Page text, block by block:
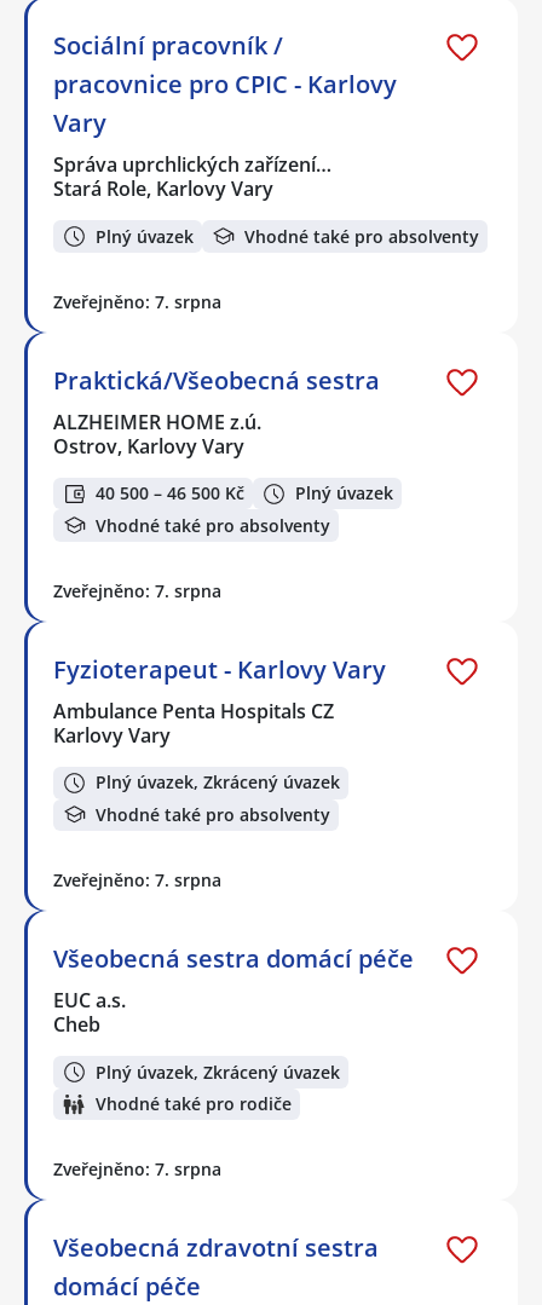
Sociální pracovník /
pracovnice pro CPIC - Karlovy
Vary
Správa uprchlických zařízení…
Stará Role, Karlovy Vary
Plný úvazek Vhodné také pro absolventy
Zveřejněno: 7. srpna
Praktická/Všeobecná sestra
ALZHEIMER HOME z.ú.
Ostrov, Karlovy Vary
40 500 – 46 500 Kč
Plný úvazek
Vhodné také pro absolventy
Zveřejněno: 7. srpna
Fyzioterapeut - Karlovy Vary
Ambulance Penta Hospitals CZ
Karlovy Vary
Plný úvazek, Zkrácený úvazek
Vhodné také pro absolventy
Zveřejněno: 7. srpna
Všeobecná sestra domácí péče
EUC a.s.
Cheb
Plný úvazek, Zkrácený úvazek
Vhodné také pro rodiče
Zveřejněno: 7. srpna
Všeobecná zdravotní sestra
domácí péče